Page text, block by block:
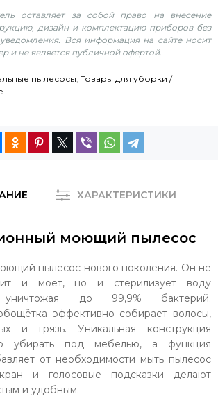
оставляет за собой право на внесение
дизайн и комплектацию приборов без
Вся информация на сайте носит
и не является публичной офертой.
пылесосы, Товары для уборки /
ХАРАКТЕРИСТИКИ
моющий пылесос
пылесос нового поколения. Он не
и моет, но и стерилизует воду
уничтожая до 99,9% бактерий.
эффективно собирает волосы,
и грязь. Уникальная конструкция
убирать под мебелью, а функция
от необходимости мыть пылесос
и голосовые подсказки делают
и удобным.